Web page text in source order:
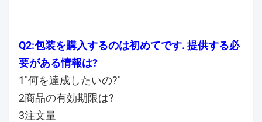
Q2:包装を購入するのは初めてです. 提供する必
要がある情報は?
1"何を達成したいの?"
2商品の有効期限は?
3注文量